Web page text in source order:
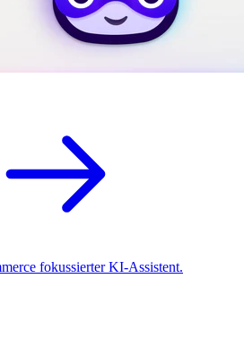
fokussierter KI-Assistent.